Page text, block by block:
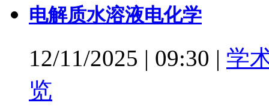
电解质水溶液电化学
12/11/2025 | 09:30 | 学
览